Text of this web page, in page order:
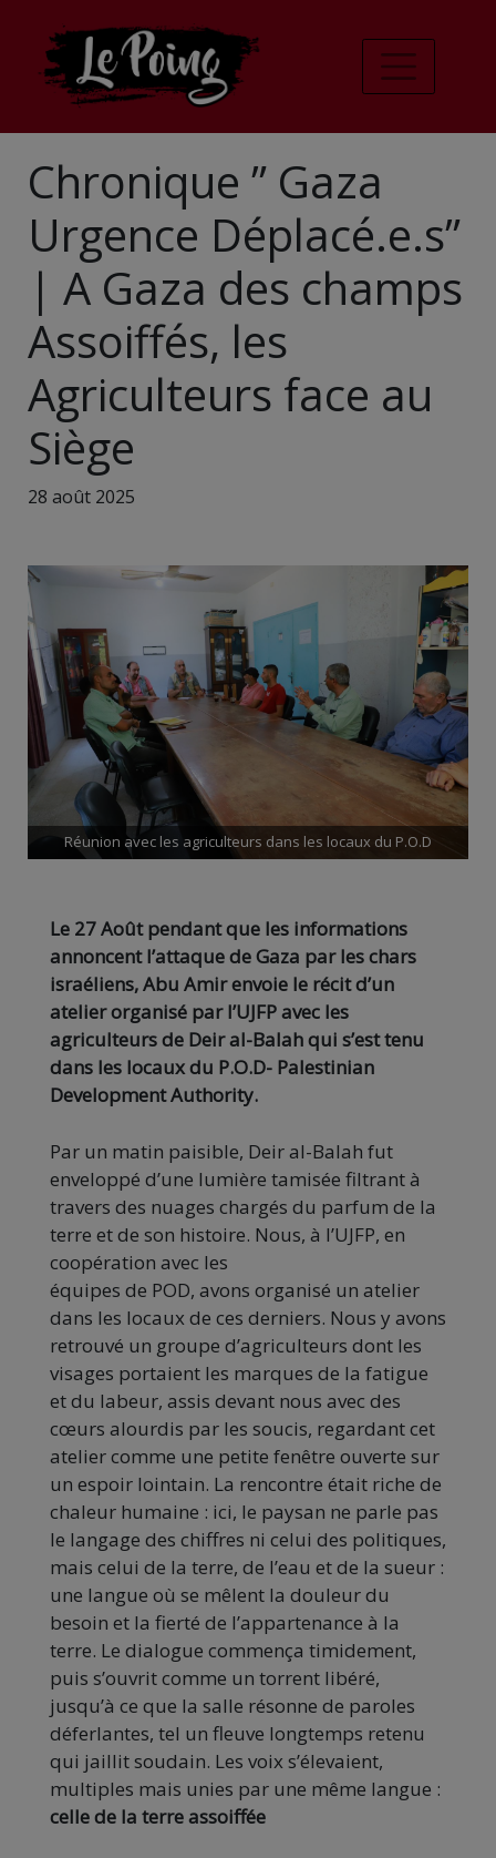
Chronique ” Gaza
Urgence Déplacé.e.s”
| A Gaza des champs
Assoiffés, les
Agriculteurs face au
Siège
28 août 2025
Réunion avec les agriculteurs dans les locaux du P.O.D
Le 27 Août pendant que les informations
annoncent l’attaque de Gaza par les chars
israéliens, Abu Amir envoie le récit d’un
atelier organisé par l’UJFP avec les
agriculteurs de Deir al-Balah qui s’est tenu
dans les locaux du P.O.D- Palestinian
Development Authority.
Par un matin paisible, Deir al-Balah fut
enveloppé d’une lumière tamisée filtrant à
travers des nuages chargés du parfum de la
terre et de son histoire. Nous, à l’UJFP, en
coopération avec les
équipes de POD, avons organisé un atelier
dans les locaux de ces derniers. Nous y avons
retrouvé un groupe d’agriculteurs dont les
visages portaient les marques de la fatigue
et du labeur, assis devant nous avec des
cœurs alourdis par les soucis, regardant cet
atelier comme une petite fenêtre ouverte sur
un espoir lointain. La rencontre était riche de
chaleur humaine : ici, le paysan ne parle pas
le langage des chiffres ni celui des politiques,
mais celui de la terre, de l’eau et de la sueur :
une langue où se mêlent la douleur du
besoin et la fierté de l’appartenance à la
terre. Le dialogue commença timidement,
puis s’ouvrit comme un torrent libéré,
jusqu’à ce que la salle résonne de paroles
déferlantes, tel un fleuve longtemps retenu
qui jaillit soudain. Les voix s’élevaient,
multiples mais unies par une même langue :
celle de la terre assoiffée